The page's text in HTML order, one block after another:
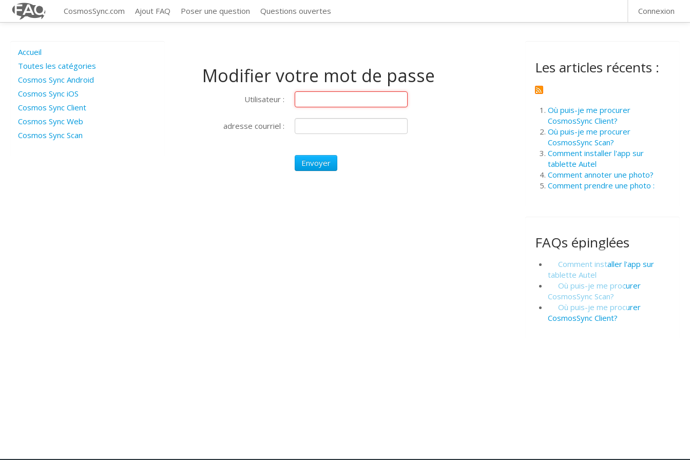
CosmosSync.com Ajout FAQ Poser une question Questions ouvertes Connexion
Accueil
Toutes les catégories
Cosmos Sync Android
Cosmos Sync iOS
Cosmos Sync Client
Cosmos Sync Web
Cosmos Sync Scan
Modifier votre mot de passe
Utilisateur :
adresse courriel :
Envoyer
Les articles récents :
Où puis-je me procurer
CosmosSync Client?
Où puis-je me procurer
CosmosSync Scan?
Comment installer l'app sur
tablette Autel
Comment annoter une photo?
Comment prendre une photo :
FAQs épinglées
Comment installer l'app sur
tablette Autel
Où puis-je me procurer
CosmosSync Scan?
Où puis-je me procurer
CosmosSync Client?